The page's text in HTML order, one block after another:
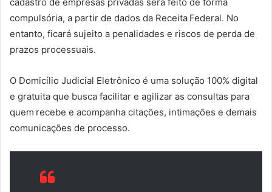
compulsória, a partir de dados da Receita Federal. No
entanto, ficará sujeito a penalidades e riscos de perda de
prazos processuais.
O Domicílio Judicial Eletrônico é uma solução 100% digital
e gratuita que busca facilitar e agilizar as consultas para
quem recebe e acompanha citações, intimações e demais
comunicações de processo.